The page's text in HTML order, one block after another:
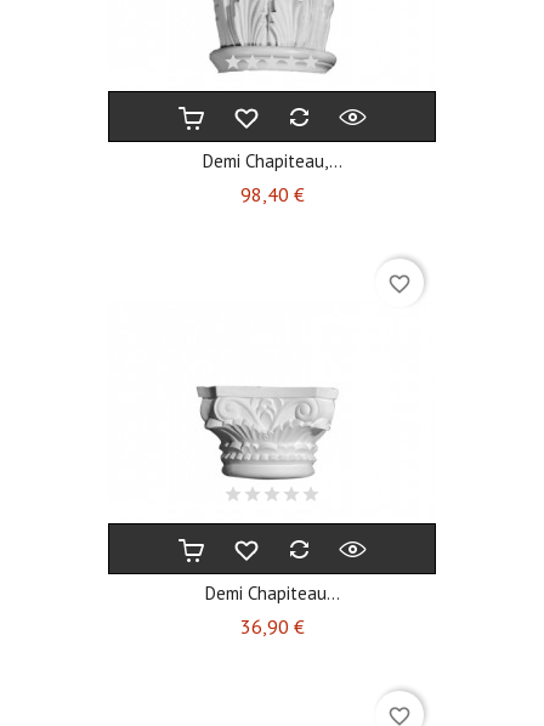
Demi Chapiteau,...
98,40 €Prix
Demi Chapiteau...
36,90 €Prix
favorite_border
favorite_border